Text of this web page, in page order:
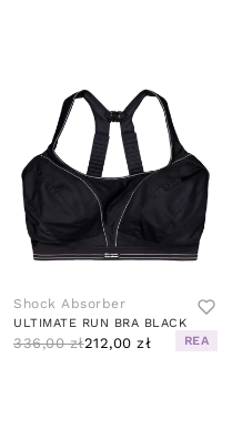
Shock Absorber
ULTIMATE RUN BRA BLACK
336,00 zł212,00 zł REA